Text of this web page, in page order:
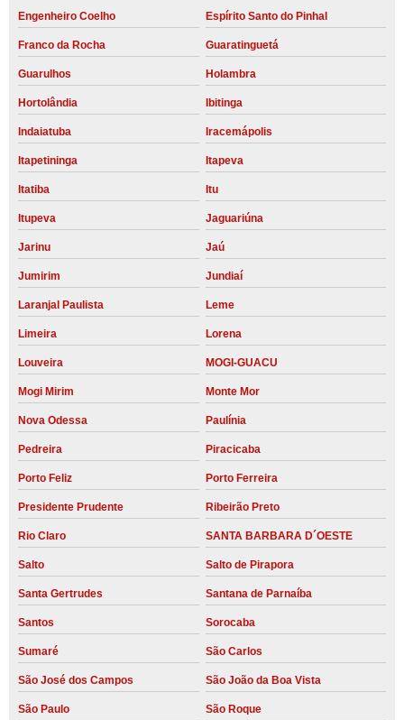
Engenheiro Coelho Espírito Santo do Pinhal
Franco da Rocha Guaratinguetá
Guarulhos Holambra
Hortolândia Ibitinga
Indaiatuba Iracemápolis
Itapetininga Itapeva
Itatiba Itu
Itupeva Jaguariúna
Jarinu Jaú
Jumirim Jundiaí
Laranjal Paulista Leme
Limeira Lorena
Louveira MOGI-GUACU
Mogi Mirim Monte Mor
Nova Odessa Paulínia
Pedreira Piracicaba
Porto Feliz Porto Ferreira
Presidente Prudente Ribeirão Preto
Rio Claro SANTA BARBARA D´OESTE
Salto Salto de Pirapora
Santa Gertrudes Santana de Parnaíba
Santos Sorocaba
Sumaré São Carlos
São José dos Campos São João da Boa Vista
São Paulo São Roque